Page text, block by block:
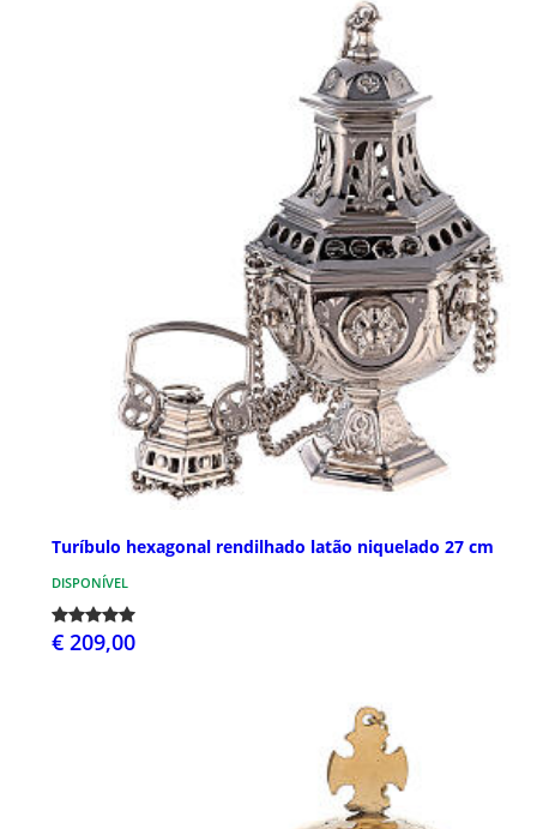
Turíbulo hexagonal rendilhado latão niquelado 27 cm
DISPONÍVEL
€ 209,00